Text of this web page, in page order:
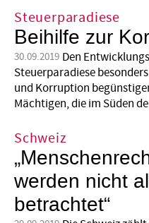
Steuerparadiese
Beihilfe zur
30.09.2019 Den
Steuerparadiese
und Korruption
Mächtigen, die im Süden
Schweiz
werden nicht
betrachtet“